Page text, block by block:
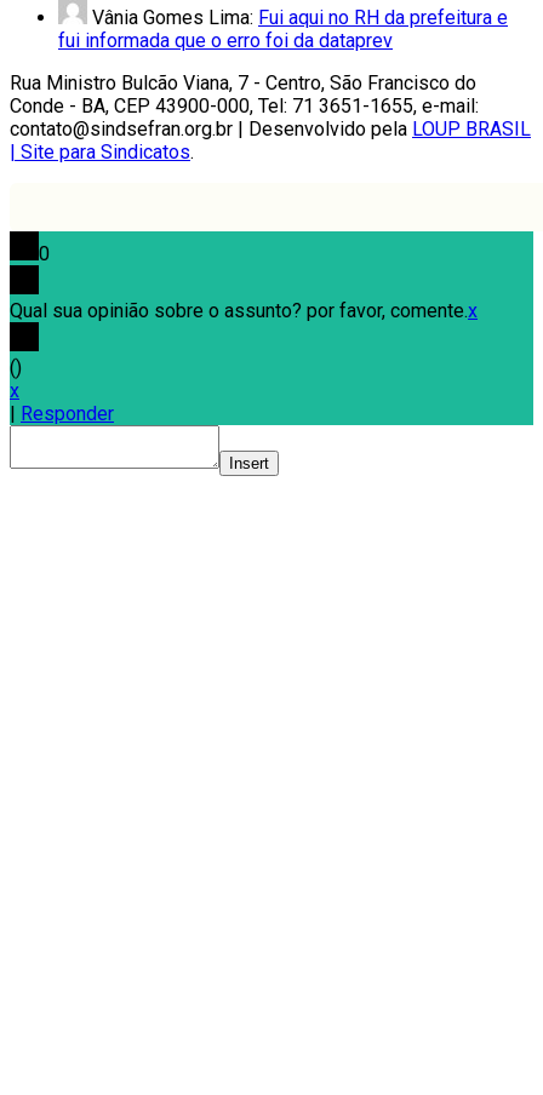
Vânia Gomes Lima: Fui aqui no RH da prefeitura e
fui informada que o erro foi da dataprev
Rua Ministro Bulcão Viana, 7 - Centro, São Francisco do
Conde - BA, CEP 43900-000, Tel: 71 3651-1655, e-mail:
contato@sindsefran.org.br | Desenvolvido pela LOUP BRASIL
| Site para Sindicatos.
0
Qual sua opinião sobre o assunto? por favor, comente.x
()
x
Responder
Insert